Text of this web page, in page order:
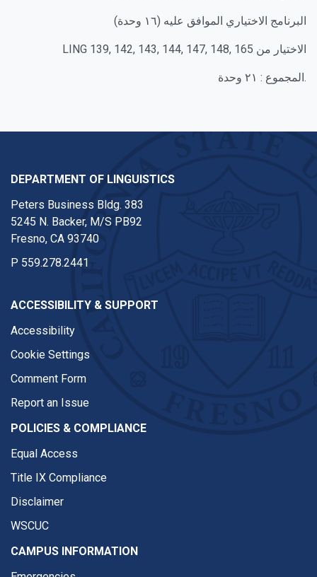
البرنامج الاختياري الموافق عليه (١٦ وحدة)
LING 139, 142, 143, 144, 147, 148, 165 الاختيار من
المجموع : ٢١ وحدة.
DEPARTMENT OF LINGUISTICS
Peters Business Bldg. 383
5245 N. Backer, M/S PB92
Fresno, CA 93740
P 559.278.2441
ACCESSIBILITY & SUPPORT
Accessibility
Cookie Settings
Comment Form
Report an Issue
POLICIES & COMPLIANCE
Equal Access
Title IX Compliance
Disclaimer
WSCUC
CAMPUS INFORMATION